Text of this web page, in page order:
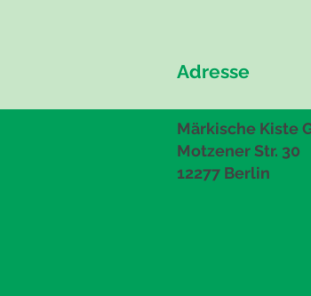
Adresse
Märkische Kiste
Motzener Str. 30
12277 Berlin